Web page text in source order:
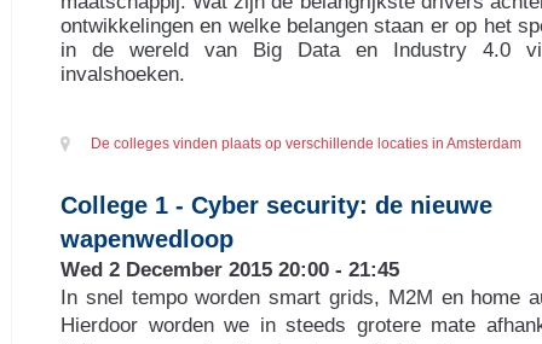
ontwikkelingen en welke belangen staan er op het
in de wereld van Big Data en Industry 4.0
invalshoeken.
De colleges vinden plaats op verschillende locaties in Amsterdam
College 1 - Cyber security: de nieuwe
wapenwedloop
Wed 2 December 2015 20:00 - 21:45
In snel tempo worden smart grids, M2M en home
Hierdoor worden we in steeds grotere mate